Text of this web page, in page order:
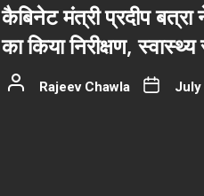
कैबिनेट मंत्री प्रदीप बत्रा
का किया निरीक्षण,
Rajeev Chawla July